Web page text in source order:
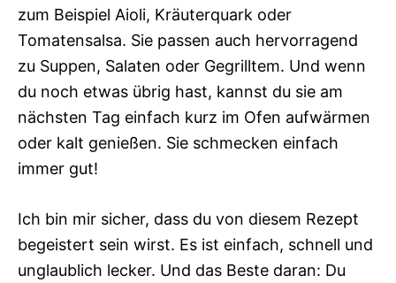
zum Beispiel Aioli, Kräuterquark oder
Tomatensalsa. Sie passen auch hervorragend
zu Suppen, Salaten oder Gegrilltem. Und wenn
du noch etwas übrig hast, kannst du sie am
nächsten Tag einfach kurz im Ofen aufwärmen
oder kalt genießen. Sie schmecken einfach
immer gut!
Ich bin mir sicher, dass du von diesem Rezept
begeistert sein wirst. Es ist einfach, schnell und
unglaublich lecker. Und das Beste daran: Du